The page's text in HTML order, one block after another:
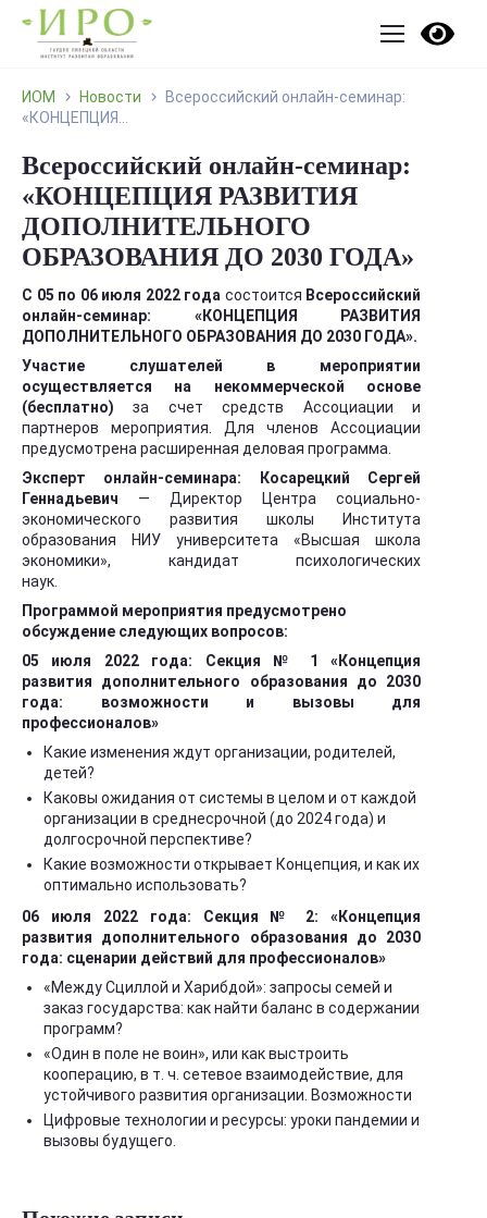
ИОМ Новости
Всероссийский онлайн-семинар:
«КОНЦЕПЦИЯ...
Всероссийский онлайн-семинар:
«КОНЦЕПЦИЯ РАЗВИТИЯ
ДОПОЛНИТЕЛЬНОГО
ОБРАЗОВАНИЯ ДО 2030 ГОДА»
С 05 по 06 июля 2022 года состоится Всероссийский
онлайн-семинар: «КОНЦЕПЦИЯ РАЗВИТИЯ
ДОПОЛНИТЕЛЬНОГО ОБРАЗОВАНИЯ ДО 2030 ГОДА».
Участие слушателей в мероприятии
осуществляется на некоммерческой основе
(бесплатно)за счет средств Ассоциации и
партнеров мероприятия. Для членов Ассоциации
предусмотрена расширенная деловая программа.
Эксперт онлайн-семинара:
Косарецкий Сергей
Геннадьевич — Директор Центра социально-
экономического развития школы Института
образования НИУ университета «Высшая школа
экономики», кандидат психологических
наук.
Программой мероприятия предусмотрено
обсуждение следующих вопросов:
05 июля 2022 года: Секция № 1
«Концепция
развития дополнительного образования до 2030
года: возможности и вызовы для
профессионалов»
Какие изменения ждут организации, родителей,
детей?
Каковы ожидания от системы в целом и от каждой
организации в среднесрочной (до 2024 года) и
долгосрочной перспективе?
Какие возможности открывает Концепция, и как их
оптимально использовать?
06 июля 2022 года: Секция № 2: «Концепция
развития дополнительного образования до 2030
года: сценарии действий для профессионалов»
«Между Сциллой и Харибдой»: запросы семей и
заказ государства: как найти баланс в содержании
программ?
«Один в поле не воин», или как выстроить
кооперацию, в т. ч. сетевое взаимодействие, для
устойчивого развития организации. Возможности
Цифровые технологии и ресурсы: уроки пандемии и
вызовы будущего.